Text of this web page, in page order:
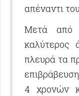
απέναντι
Μετά από
πλευρά τα
4 χρονών